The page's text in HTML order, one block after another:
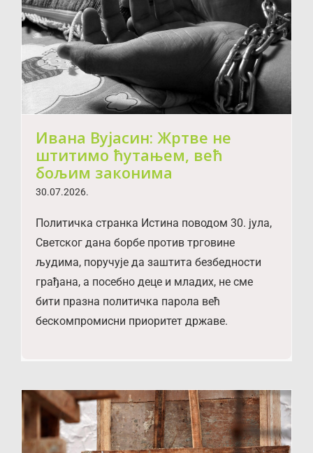
Ивана Вујасин: Жртве не
штитимо ћутањем, већ
бољим законима
30.07.2026.
Политичка странка Истина поводом 30. јула,
Светског дана борбе против трговине
људима, поручује да заштита безбедности
грађана, а посебно деце и младих, не сме
бити празна политичка парола већ
бескомпромисни приоритет државе.